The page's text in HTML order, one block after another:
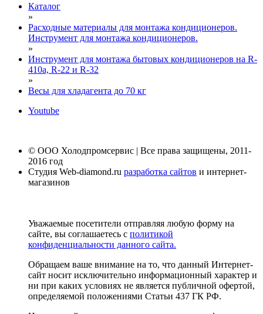
Каталог
»
Расходные материалы для монтажа кондиционеров.
Инструмент для монтажа кондиционеров.
»
Инструмент для монтажа бытовых кондиционеров на R-
410а, R-22 и R-32
»
Весы для хладагента до 70 кг
Youtube
© ООО Холодпромсервис | Все права защищены, 2011-
2016 год
Студия Web-diamond.ru разработка сайтов и интернет-
магазинов
Уважаемые посетители отправляя любую форму на
сайте, вы соглашаетесь с политикой
конфиденциальности данного сайта.
Обращаем ваше внимание на то, что данный Интернет-
сайт носит исключительно информационный характер и
ни при каких условиях не является публичной офертой,
определяемой положениями Статьи 437 ГК РФ.